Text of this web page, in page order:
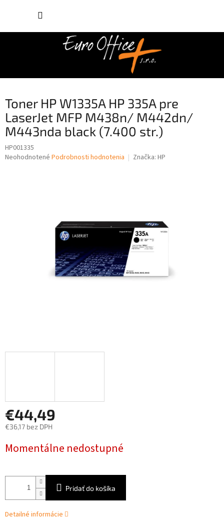
Toner HP W1335A HP 335A pre
LaserJet MFP M438n/ M442dn/
M443nda black (7.400 str.)
HP001335
Priemerné
Neohodnotené Podrobnosti hodnotenia Značka: HP
€44,49
€36,17 bez DPH
cena:
Momentálne nedostupné
Pridať do košíka
Detailné informácie